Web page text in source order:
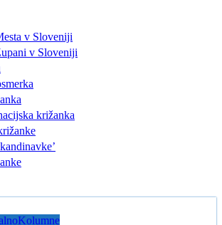
v Sloveniji
v Sloveniji
križanka
Kolumne